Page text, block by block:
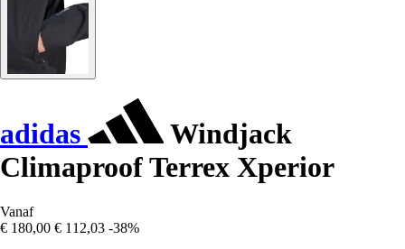
adidas
Windjack
Climaproof Terrex Xperior
Vanaf
€ 180,00 € 112,03 -38%